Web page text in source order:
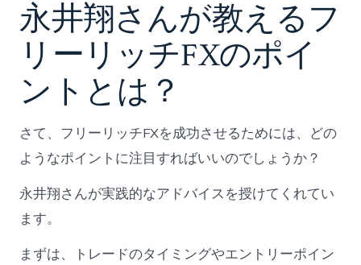
永井翔さんが教えるフ
リーリッチFXのポイ
ントとは？
さて、フリーリッチFXを成功させるためには、どの
ようなポイントに注目すればいいのでしょうか？
永井翔さんが実践的なアドバイスを授けてくれてい
ます。
まずは、トレードのタイミングやエントリーポイン